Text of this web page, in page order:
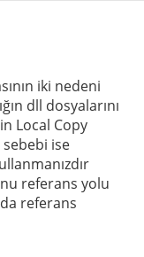
iki nedeni
dll dosyalarını
Local Copy
sebebi ise
referans yolu
referans